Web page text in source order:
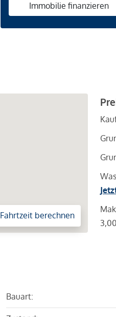
Immobilie finanzieren
Fahrtzeit berechnen
Bauart: